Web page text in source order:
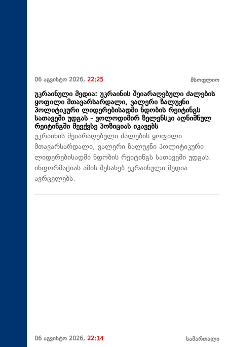
06 აგვისტო 2026, 22:25 მსოფლიო
უკრაინული მედია: უკრაინის შეიარაღებული ძალების
ყოფილი მთავარსარდალი, ვალერი ზალუჟნი
პოლიტიკური ლიდერებისადმი ნდობის რეიტინგს
სათავეში უდგას - ვოლოდიმირ ზელენსკი აღნიშნულ
რეიტინგში მეექვსე პოზიციას იკავებს
უკრაინის შეიარაღებული ძალების ყოფილი
მთავარსარდალი, ვალერი ზალუჟნი პოლიტიკური
ლიდერებისადმი ნდობის რეიტინგს სათავეში უდგას.
ინფორმაციას ამის შესახებ უკრაინული მედია
ავრცელებს.
06 აგვისტო 2026, 22:14 სამართალი